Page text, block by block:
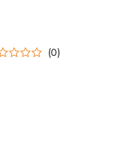
(0)